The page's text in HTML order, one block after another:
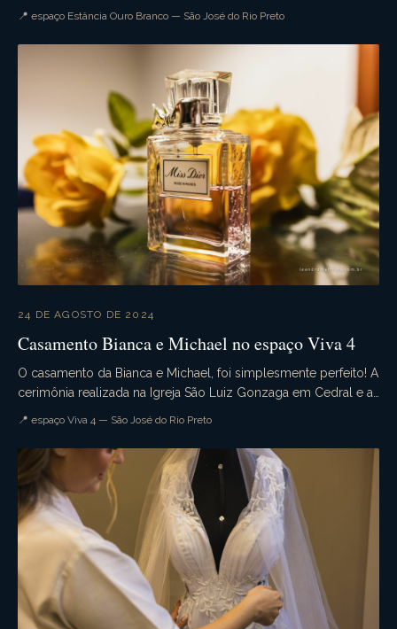
📍 espaço Estância Ouro Branco — São José do Rio Preto
24 DE AGOSTO DE 2024
Casamento Bianca e Michael no espaço Viva 4
O casamento da Bianca e Michael, foi simplesmente perfeito! A
cerimônia realizada na Igreja São Luiz Gonzaga em Cedral e a
📍 espaço Viva 4 — São José do Rio Preto